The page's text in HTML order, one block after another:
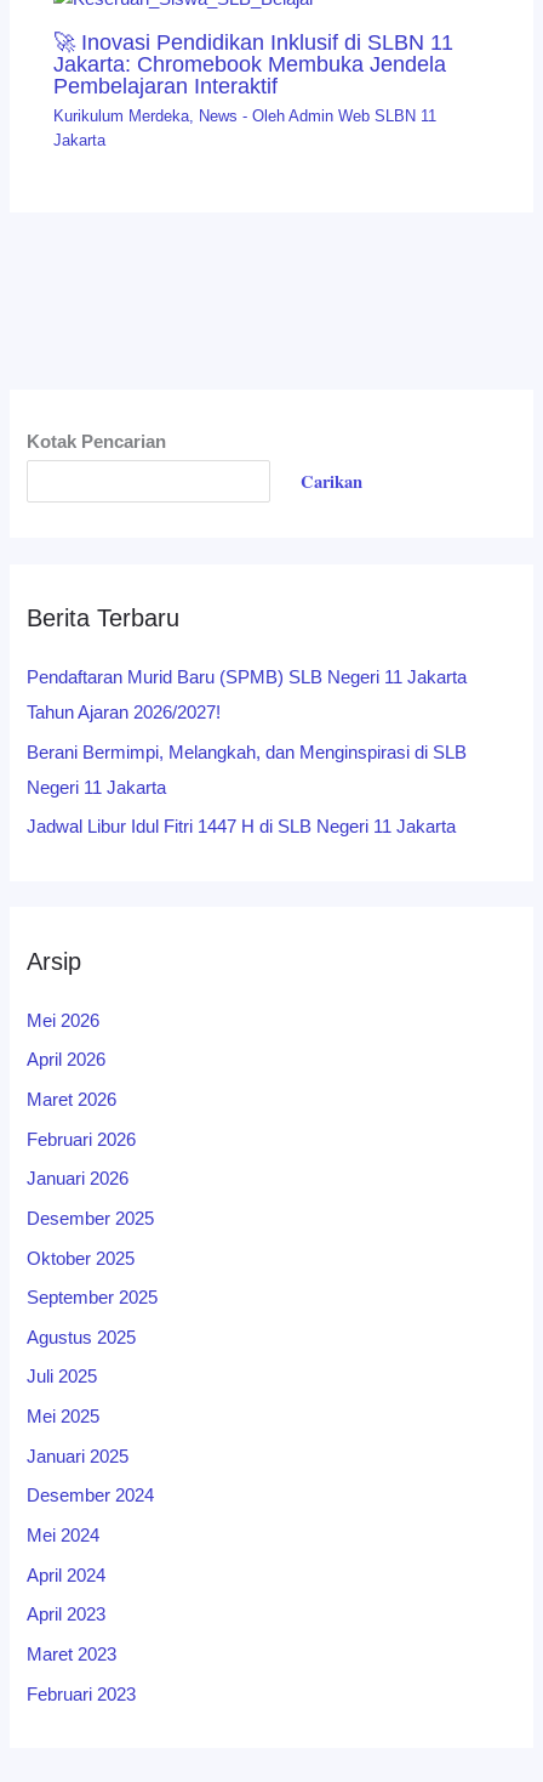
🚀 Inovasi Pendidikan Inklusif di SLBN 11
Jakarta: Chromebook Membuka Jendela
Pembelajaran Interaktif
Kurikulum Merdeka, News - Oleh Admin Web SLBN 11
Jakarta
Kotak Pencarian
Carikan
Berita Terbaru
Pendaftaran Murid Baru (SPMB) SLB Negeri 11 Jakarta
Tahun Ajaran 2026/2027!
Berani Bermimpi, Melangkah, dan Menginspirasi di SLB
Negeri 11 Jakarta
Jadwal Libur Idul Fitri 1447 H di SLB Negeri 11 Jakarta
Arsip
Mei 2026
April 2026
Maret 2026
Februari 2026
Januari 2026
Desember 2025
Oktober 2025
September 2025
Agustus 2025
Juli 2025
Mei 2025
Januari 2025
Desember 2024
Mei 2024
April 2024
April 2023
Maret 2023
Februari 2023